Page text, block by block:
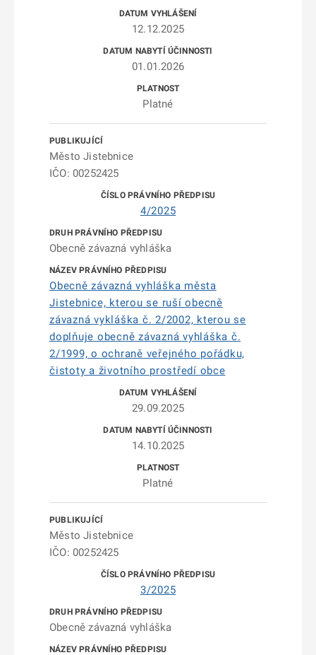
12.12.2025
01.01.2026
Platné
Město Jistebnice
IČO: 00252425
4/2025
Obecně závazná vyhláška
Obecně závazná vyhláška města
Jistebnice, kterou se ruší obecně
závazná vykláška č. 2/2002, kterou se
doplňuje obecně závazná vyhláška č.
2/1999, o ochraně veřejného pořádku,
čistoty a životního prostředí obce
29.09.2025
14.10.2025
Platné
Město Jistebnice
IČO: 00252425
3/2025
Obecně závazná vyhláška